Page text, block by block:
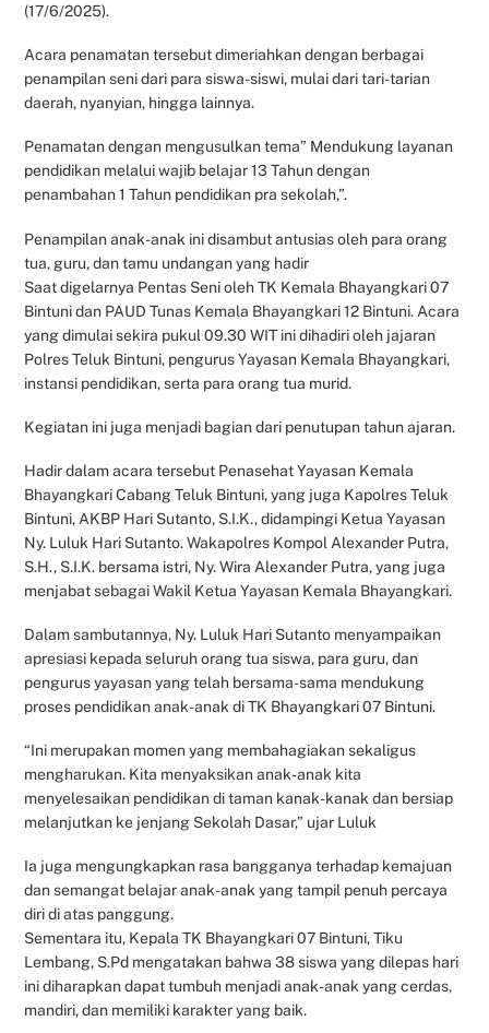
(17/6/2025).
Acara penamatan tersebut dimeriahkan dengan berbagai
penampilan seni dari para siswa-siswi, mulai dari tari-tarian
daerah, nyanyian, hingga lainnya.
Penamatan dengan mengusulkan tema” Mendukung layanan
pendidikan melalui wajib belajar 13 Tahun dengan
penambahan 1 Tahun pendidikan pra sekolah,”.
Penampilan anak-anak ini disambut antusias oleh para orang
tua, guru, dan tamu undangan yang hadir
Saat digelarnya Pentas Seni oleh TK Kemala Bhayangkari 07
Bintuni dan PAUD Tunas Kemala Bhayangkari 12 Bintuni. Acara
yang dimulai sekira pukul 09.30 WIT ini dihadiri oleh jajaran
Polres Teluk Bintuni, pengurus Yayasan Kemala Bhayangkari,
instansi pendidikan, serta para orang tua murid.
Kegiatan ini juga menjadi bagian dari penutupan tahun ajaran.
Hadir dalam acara tersebut Penasehat Yayasan Kemala
Bhayangkari Cabang Teluk Bintuni, yang juga Kapolres Teluk
Bintuni, AKBP Hari Sutanto, S.I.K., didampingi Ketua Yayasan
Ny. Luluk Hari Sutanto. Wakapolres Kompol Alexander Putra,
S.H., S.I.K. bersama istri, Ny. Wira Alexander Putra, yang juga
menjabat sebagai Wakil Ketua Yayasan Kemala Bhayangkari.
Dalam sambutannya, Ny. Luluk Hari Sutanto menyampaikan
apresiasi kepada seluruh orang tua siswa, para guru, dan
pengurus yayasan yang telah bersama-sama mendukung
proses pendidikan anak-anak di TK Bhayangkari 07 Bintuni.
“Ini merupakan momen yang membahagiakan sekaligus
mengharukan. Kita menyaksikan anak-anak kita
menyelesaikan pendidikan di taman kanak-kanak dan bersiap
melanjutkan ke jenjang Sekolah Dasar,” ujar Luluk
Ia juga mengungkapkan rasa bangganya terhadap kemajuan
dan semangat belajar anak-anak yang tampil penuh percaya
diri di atas panggung.
Sementara itu, Kepala TK Bhayangkari 07 Bintuni, Tiku
Lembang, S.Pd mengatakan bahwa 38 siswa yang dilepas hari
ini diharapkan dapat tumbuh menjadi anak-anak yang cerdas,
mandiri, dan memiliki karakter yang baik.